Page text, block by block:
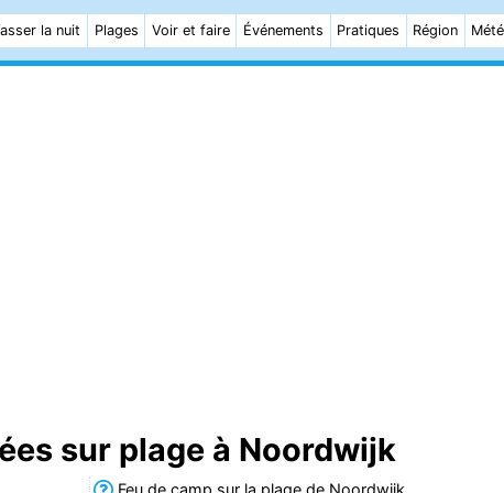
la nuit Plages Voir et faire Événements Pratiques Région
sur plage à Noordwijk
Feu de camp sur la plage de Noordwijk